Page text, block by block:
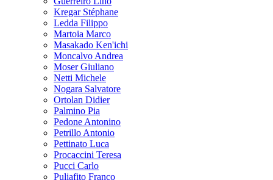
Kregar Stéphane
Ledda Filippo
Martoia Marco
Masakado Ken'ichi
Moncalvo Andrea
Moser Giuliano
Netti Michele
Nogara Salvatore
Ortolan Didier
Palmino Pia
Pedone Antonino
Petrillo Antonio
Pettinato Luca
Procaccini Teresa
Pucci Carlo
Puliafito Franco